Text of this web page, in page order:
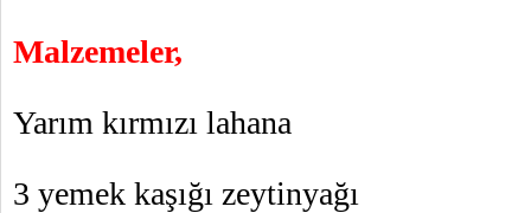
Malzemeler,
Yarım kırmızı lahana
3 yemek kaşığı zeytinyağı